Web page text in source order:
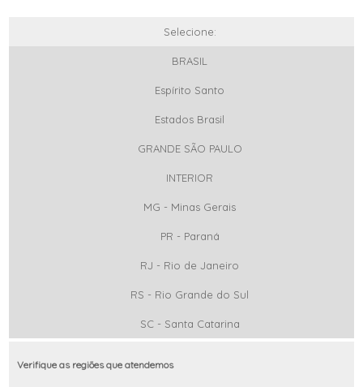
Selecione:
BRASIL
Espírito Santo
Estados Brasil
GRANDE SÃO PAULO
INTERIOR
MG - Minas Gerais
PR - Paraná
RJ - Rio de Janeiro
RS - Rio Grande do Sul
SC - Santa Catarina
Verifique as regiões que atendemos